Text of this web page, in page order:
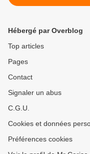
Rock Classic - 23/11/
Hébergé par Overblog
Top articles
Pages
Contact
Signaler un abus
C.G.U.
Cookies et données
Préférences cookies